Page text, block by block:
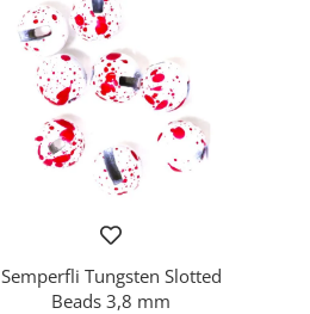
Semperfli Tungsten Slotted
Beads 3,8 mm